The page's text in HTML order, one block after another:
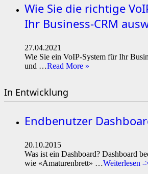
Wie Sie die richtige
Ihr Business-CRM
27.04.2021
Wie Sie ein VoIP-System für Ihr
und …Read More »
In Entwicklung
Endbenutzer
20.10.2015
Was ist ein Dashboard? Dashboard
wie «Amaturenbrett» …Weiterlesen -